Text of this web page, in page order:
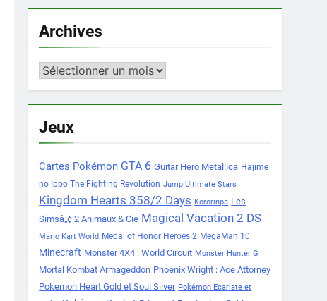
Archives
Archives
Jeux
Cartes Pokémon GTA 6 Guitar Hero Metallica Hajime
no Ippo The Fighting Revolution Jump Ultimate Stars
Kingdom Hearts 358/2 Days Kororinpa Les
Simsâ„¢ 2 Animaux & Cie Magical Vacation 2 DS
Mario Kart World Medal of Honor Heroes 2 MegaMan 10
Minecraft Monster 4X4 : World Circuit Monster Hunter G
Mortal Kombat Armageddon Phoenix Wright : Ace Attorney
Pokemon Heart Gold et Soul Silver Pokémon Ecarlate et